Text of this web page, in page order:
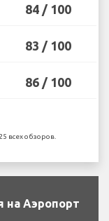
84 / 100
83 / 100
86 / 100
всех обзоров.
на Аэропорт